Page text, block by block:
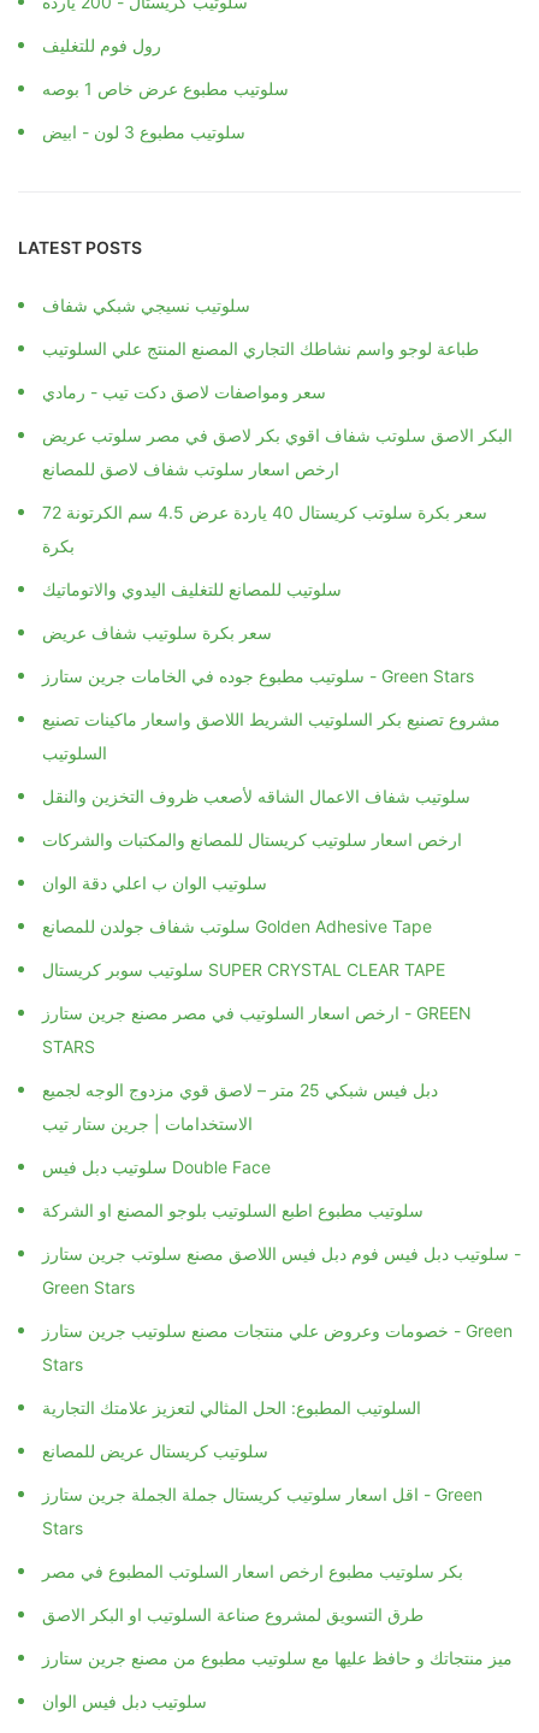
رول فوم للتغليف
سلوتيب مطبوع عرض خاص 1 بوصه
سلوتيب مطبوع 3 لون - ابيض
LATEST POSTS
سلوتيب نسيجي شبكي شفاف
طباعة لوجو واسم نشاطك التجاري المصنع المنتج علي السلوتيب
سعر ومواصفات لاصق دكت تيب - رمادي
البكر الاصق سلوتب شفاف اقوي بكر لاصق في مصر سلوتب عريض
ارخص اسعار سلوتب شفاف لاصق للمصانع
سعر بكرة سلوتب كريستال 40 ياردة عرض 4.5 سم الكرتونة 72
بكرة
سلوتيب للمصانع للتغليف اليدوي والاتوماتيك
سعر بكرة سلوتيب شفاف عريض
سلوتيب مطبوع جوده في الخامات جرين ستارز - Green Stars
مشروع تصنيع بكر السلوتيب الشريط اللاصق واسعار ماكينات تصنيع
السلوتيب
سلوتيب شفاف الاعمال الشاقه لأصعب ظروف التخزين والنقل
ارخص اسعار سلوتيب كريستال للمصانع والمكتبات والشركات
سلوتيب الوان ب اعلي دقة الوان
سلوتب شفاف جولدن للمصانع Golden Adhesive Tape
سلوتيب سوبر كريستال SUPER CRYSTAL CLEAR TAPE
ارخص اسعار السلوتيب في مصر مصنع جرين ستارز - GREEN
STARS
دبل فيس شبكي 25 متر – لاصق قوي مزدوج الوجه لجميع
الاستخدامات | جرين ستار تيب
سلوتيب مطبوع اطبع السلوتيب بلوجو المصنع او الشركة
سلوتيب دبل فيس فوم دبل فيس اللاصق مصنع سلوتب جرين ستارز -
Green Stars
خصومات وعروض علي منتجات مصنع سلوتيب جرين ستارز - Green
Stars
السلوتيب المطبوع: الحل المثالي لتعزيز علامتك التجارية
سلوتيب كريستال عريض للمصانع
اقل اسعار سلوتيب كريستال جملة الجملة جرين ستارز - Green
Stars
بكر سلوتيب مطبوع ارخص اسعار السلوتب المطبوع في مصر
طرق التسويق لمشروع صناعة السلوتيب او البكر الاصق
ميز منتجاتك و حافظ عليها مع سلوتيب مطبوع من مصنع جرين ستارز
سلوتيب دبل فيس الوان